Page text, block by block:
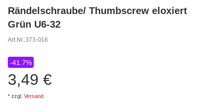
Rändelschraube/ Thumbscrew eloxiert
Grün U6-32
Art.Nr.:373-016
-41.7%
3,49 €
* zzgl. Versand